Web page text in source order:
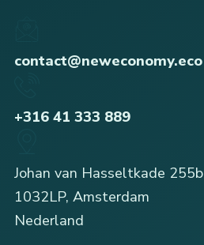
contact@neweconomy.eco
+316 41 333 889
Johan van Hasseltkade 255b
1032LP, Amsterdam
Nederland